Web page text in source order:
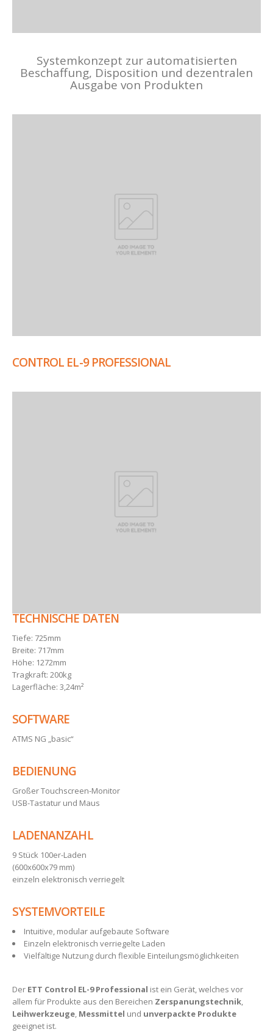
Systemkonzept zur automatisierten
Beschaffung, Disposition und dezentralen
Ausgabe von Produkten
CONTROL EL-9 PROFESSIONAL
TECHNISCHE DATEN
Tiefe: 725mm
Breite: 717mm
Höhe: 1272mm
Tragkraft: 200kg
Lagerfläche: 3,24m²
SOFTWARE
ATMS NG „basic“
BEDIENUNG
Großer Touchscreen-Monitor
USB-Tastatur und Maus
LADENANZAHL
9 Stück 100er-Laden
(600x600x79 mm)
einzeln elektronisch verriegelt
SYSTEMVORTEILE
Intuitive, modular aufgebaute Software
Einzeln elektronisch verriegelte Laden
Vielfältige Nutzung durch flexible Einteilungsmöglichkeiten
Der ETT Control EL-9 Professional ist ein Gerät, welches vor
allem für Produkte aus den Bereichen Zerspanungstechnik,
Leihwerkzeuge, Messmittel und unverpackte Produkte
geeignet ist.